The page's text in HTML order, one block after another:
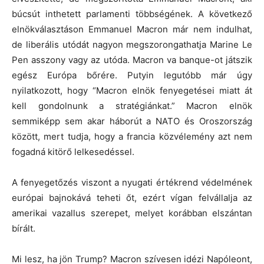
búcsút inthetett parlamenti többségének. A következő
elnökválasztáson Emmanuel Macron már nem indulhat,
de liberális utódát nagyon megszorongathatja Marine Le
Pen asszony vagy az utóda. Macron va banque-ot játszik
egész Európa bőrére. Putyin legutóbb már úgy
nyilatkozott, hogy “Macron elnök fenyegetései miatt át
kell gondolnunk a stratégiánkat.” Macron elnök
semmiképp sem akar háborút a NATO és Oroszország
között, mert tudja, hogy a francia közvélemény azt nem
fogadná kitörő lelkesedéssel.
A fenyegetőzés viszont a nyugati értékrend védelmének
európai bajnokává teheti őt, ezért vígan felvállalja az
amerikai vazallus szerepet, melyet korábban elszántan
bírált.
Mi lesz, ha jön Trump? Macron szívesen idézi Napóleont,